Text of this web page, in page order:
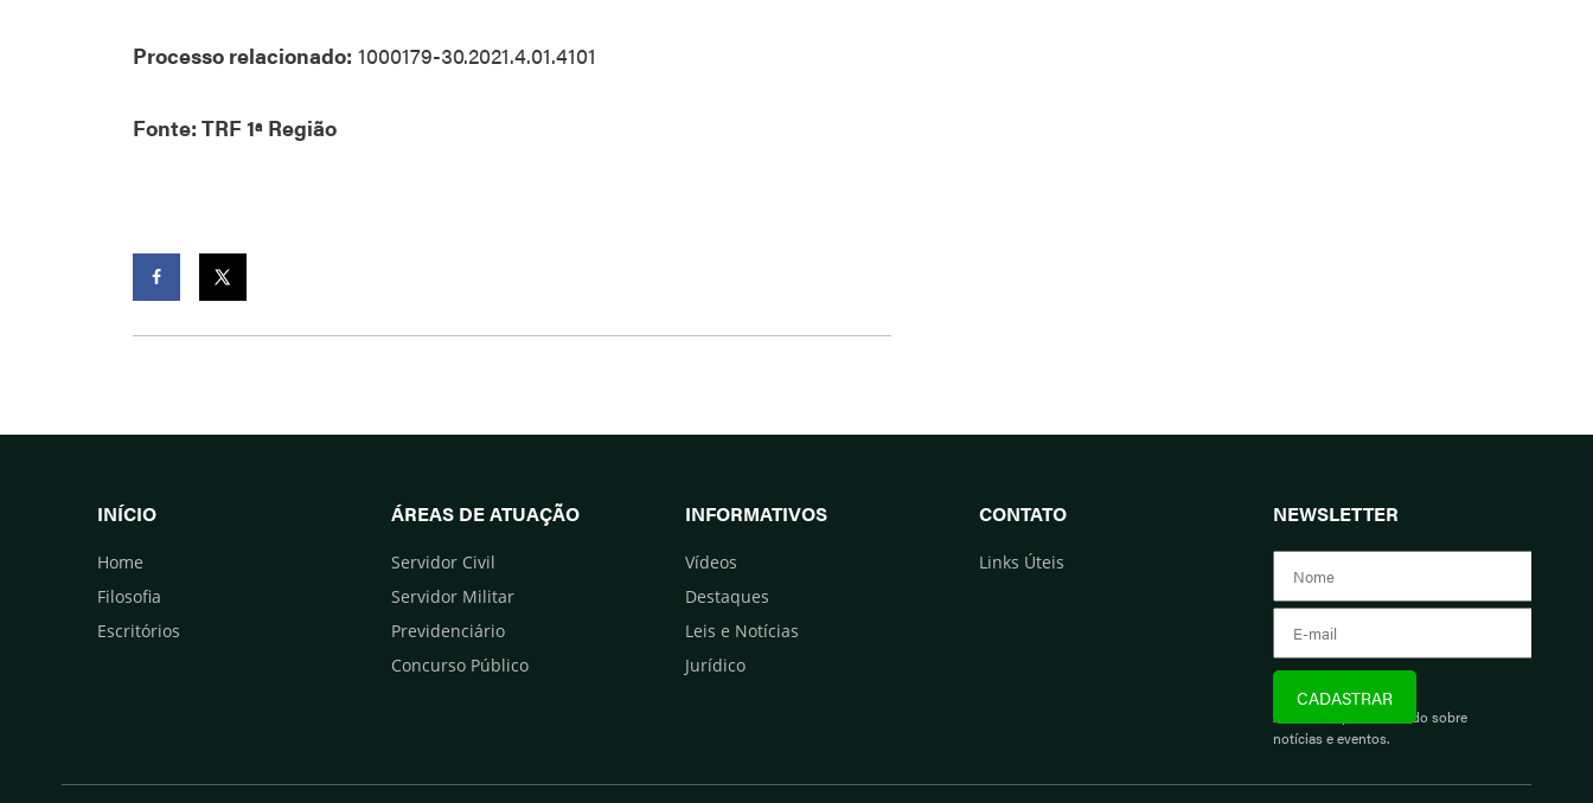
Processo relacionado: 1000179-30.2021.4.01.4101
Fonte: TRF 1ª Região
INÍCIO
Home
Filosofia
Escritórios
ÁREAS DE ATUAÇÃO
Servidor Civil
Servidor Militar
Previdenciário
Concurso Público
INFORMATIVOS
Vídeos
Destaques
Leis e Notícias
Jurídico
CONTATO
Links Úteis
NEWSLETTER
Assine e fique informado sobre
notícias e eventos.